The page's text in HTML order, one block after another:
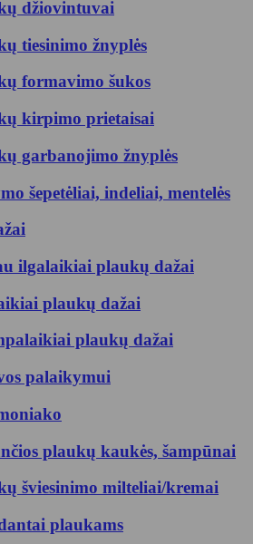
džiovintuvai
tiesinimo žnyplės
formavimo šukos
kirpimo prietaisai
garbanojimo žnyplės
šepetėliai, indeliai, mentelės
ilgalaikiai plaukų dažai
plaukų dažai
plaukų dažai
palaikymui
plaukų kaukės, šampūnai
šviesinimo milteliai/kremai
plaukams